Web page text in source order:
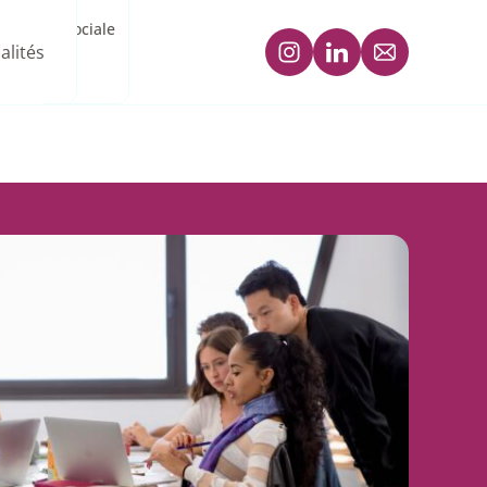
et sociale